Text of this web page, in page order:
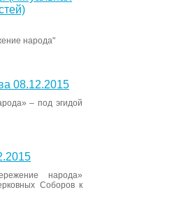
народа"
08.12.2015
– под эгидой
народа»
Соборов к